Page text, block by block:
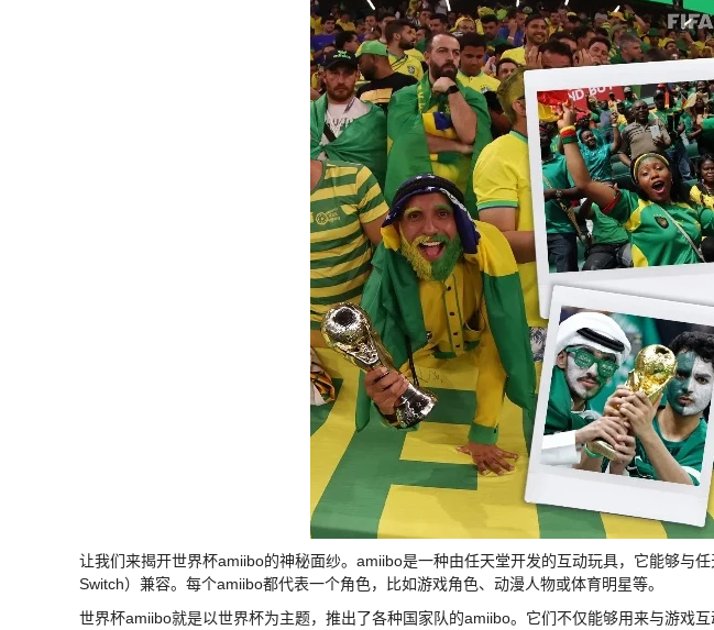
让我们来揭开世界杯amiibo的神秘面纱。amiibo是一种由任天堂开发的互动玩具，它能够与
Switch）兼容。每个amiibo都代表一个角色，比如游戏角色、动漫人物或体育明星等。
世界杯amiibo就是以世界杯为主题，推出了各种国家队的amiibo。它们不仅能够用来与游戏